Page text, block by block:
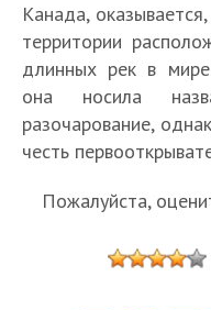
Канада,
территории
длинных рек в
она носила
разочарование,
честь
Пожалуйста,